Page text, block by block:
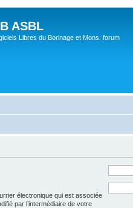
ASBL
Libres du Borinage et Mons: forum
électronique qui est associée
par l’intermédiaire de votre